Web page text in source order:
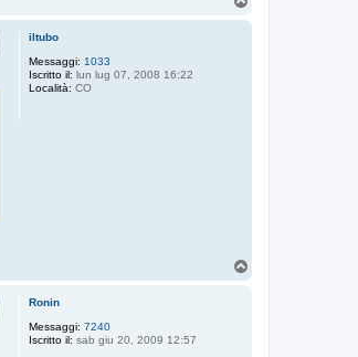
iltubo
Messaggi: 1033
Iscritto il: lun lug 07, 2008 16:22
Località: CO
Ronin
Messaggi: 7240
Iscritto il: sab giu 20, 2009 12:57